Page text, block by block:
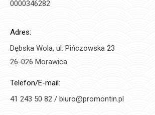
0000346282
Adres:
Dębska Wola, ul. Pińczowska 23
26-026 Morawica
Telefon/E-mail:
41 243 50 82 / biuro@promontin.pl